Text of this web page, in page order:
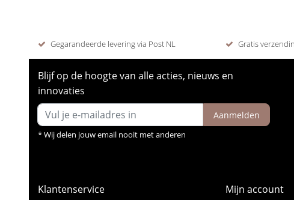
Gegarandeerde levering via Post NL Gratis
Blijf op de hoogte van alle acties, nieuws en
innovaties
Aanmelden
* Wij delen jouw email nooit met anderen
Klantenservice Mijn account